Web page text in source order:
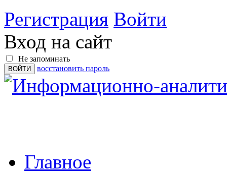
Регистрация Войти
Вход на сайт
Не запоминать
восстановить пароль
Главное